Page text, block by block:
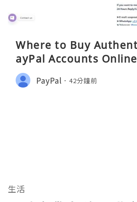
Where to Buy
ayPal Accounts Online
PayPal 42分鐘前
生活